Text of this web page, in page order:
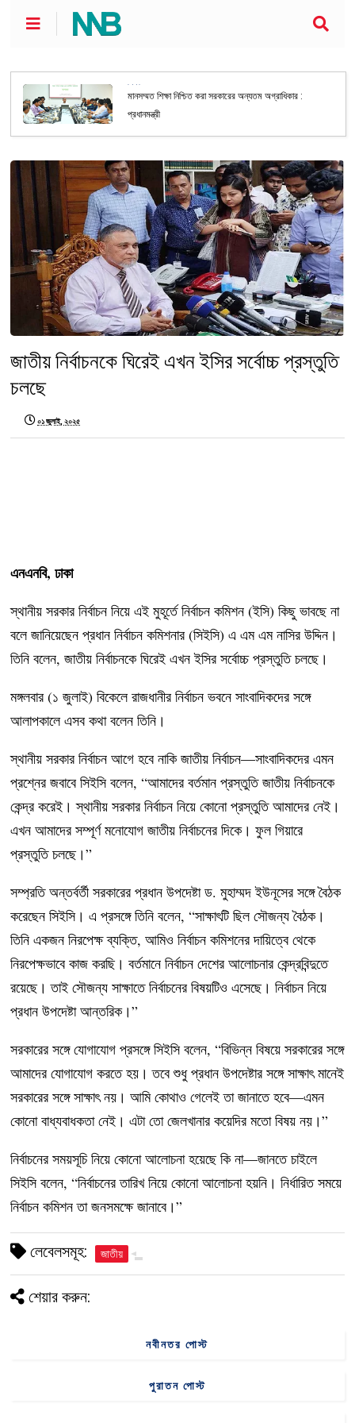
মানসম্মত শিক্ষা নিশ্চিত করা সরকারের অন্যতম অগ্রাধিকার :
প্রধানমন্ত্রী
জাতীয় নির্বাচনকে ঘিরেই এখন ইসির সর্বোচ্চ প্রস্তুতি
চলছে
০১ জুলাই, ২০২৫
এনএনবি, ঢাকা
স্থানীয় সরকার নির্বাচন নিয়ে এই মুহূর্তে নির্বাচন কমিশন (ইসি) কিছু ভাবছে না
বলে জানিয়েছেন প্রধান নির্বাচন কমিশনার (সিইসি) এ এম এম নাসির উদ্দিন।
তিনি বলেন, জাতীয় নির্বাচনকে ঘিরেই এখন ইসির সর্বোচ্চ প্রস্তুতি চলছে।
মঙ্গলবার (১ জুলাই) বিকেলে রাজধানীর নির্বাচন ভবনে সাংবাদিকদের সঙ্গে
আলাপকালে এসব কথা বলেন তিনি।
স্থানীয় সরকার নির্বাচন আগে হবে নাকি জাতীয় নির্বাচন—সাংবাদিকদের এমন
প্রশ্নের জবাবে সিইসি বলেন, “আমাদের বর্তমান প্রস্তুতি জাতীয় নির্বাচনকে
কেন্দ্র করেই। স্থানীয় সরকার নির্বাচন নিয়ে কোনো প্রস্তুতি আমাদের নেই।
এখন আমাদের সম্পূর্ণ মনোযোগ জাতীয় নির্বাচনের দিকে। ফুল গিয়ারে
প্রস্তুতি চলছে।”
সম্প্রতি অন্তর্বর্তী সরকারের প্রধান উপদেষ্টা ড. মুহাম্মদ ইউনূসের সঙ্গে বৈঠক
করেছেন সিইসি। এ প্রসঙ্গে তিনি বলেন, “সাক্ষাৎটি ছিল সৌজন্য বৈঠক।
তিনি একজন নিরপেক্ষ ব্যক্তি, আমিও নির্বাচন কমিশনের দায়িত্বে থেকে
নিরপেক্ষভাবে কাজ করছি। বর্তমানে নির্বাচন দেশের আলোচনার কেন্দ্রবিন্দুতে
রয়েছে। তাই সৌজন্য সাক্ষাতে নির্বাচনের বিষয়টিও এসেছে। নির্বাচন নিয়ে
প্রধান উপদেষ্টা আন্তরিক।”
সরকারের সঙ্গে যোগাযোগ প্রসঙ্গে সিইসি বলেন, “বিভিন্ন বিষয়ে সরকারের সঙ্গে
আমাদের যোগাযোগ করতে হয়। তবে শুধু প্রধান উপদেষ্টার সঙ্গে সাক্ষাৎ মানেই
সরকারের সঙ্গে সাক্ষাৎ নয়। আমি কোথাও গেলেই তা জানাতে হবে—এমন
কোনো বাধ্যবাধকতা নেই। এটা তো জেলখানার কয়েদির মতো বিষয় নয়।”
নির্বাচনের সময়সূচি নিয়ে কোনো আলোচনা হয়েছে কি না—জানতে চাইলে
সিইসি বলেন, “নির্বাচনের তারিখ নিয়ে কোনো আলোচনা হয়নি। নির্ধারিত সময়ে
নির্বাচন কমিশন তা জনসমক্ষে জানাবে।”
লেবেলসমূহ: জাতীয়
শেয়ার করুন:
নবীনতর পোস্ট
পুরাতন পোস্ট